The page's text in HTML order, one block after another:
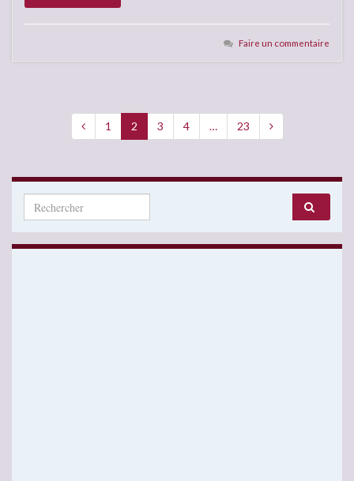
Faire un commentaire
1 2 3 4 … 23
Search for: